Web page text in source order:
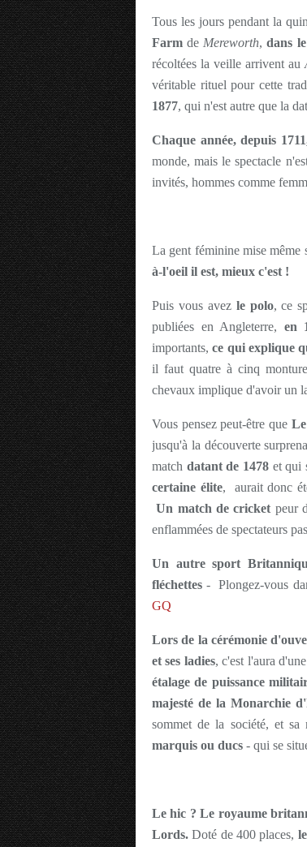
Tous les jours pendant la
Farm de Mereworth,dans
récoltées la veille arrivent au
véritable rituel pour cette
1877, qui n'est autre que la
Chaque année, depuis
monde, mais le spectacle
invités, hommes comme
La gent féminine mise
à-l'oeil il est, mieux c'est !
Puis vous avez le polo, ce
publiées en Angleterre, en
importants,ce qui explique
il faut quatre à cinq
chevaux implique d'avoir un
Vous pensez peut-être que
jusqu'à la découverte
match datant de 1478et qui
certaine élite, aurait donc
Un match de cricket peur
enflammées de spectateurs
Un autre sport
fléchettes - Plongez-vous
GQ
Lors de la cérémonie
et ses ladies, c'est l'aura
étalage de puissance
majesté de la Monarchie
sommet de la société, et
marquis ou ducs - qui se
Le hic ? Le royaume
Lords. Doté de 400 places,